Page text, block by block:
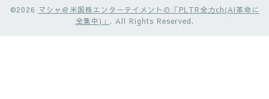
©2026 マシャ＠米国株エンターテイメントの「PLTR全力ch(AI革命に
全集中)」 . All Rights Reserved.